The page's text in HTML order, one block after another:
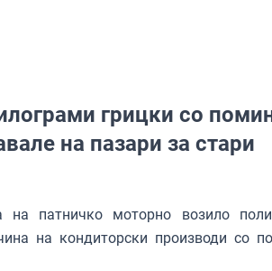
грицки со
на пазари за стари
на патничко моторно возило
на кондиторски производи со